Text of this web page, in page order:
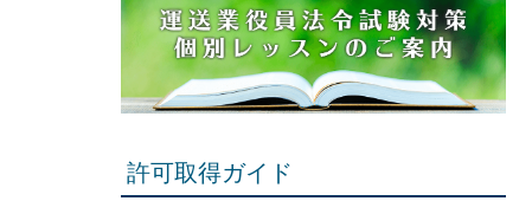
許可取得ガイド